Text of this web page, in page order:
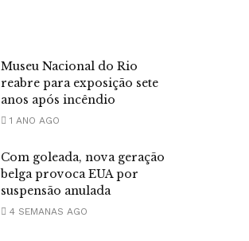
Museu Nacional do Rio
reabre para exposição sete
anos após incêndio
1 ANO AGO
Com goleada, nova geração
belga provoca EUA por
suspensão anulada
4 SEMANAS AGO